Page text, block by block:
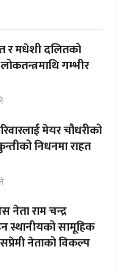
र मधेशी दलितको
गम्भीर
मेयर चौधरीको
निधनमा राहत
नेता राम चन्द्र
स्थानीयको सामूहिक
नेताको विकल्प